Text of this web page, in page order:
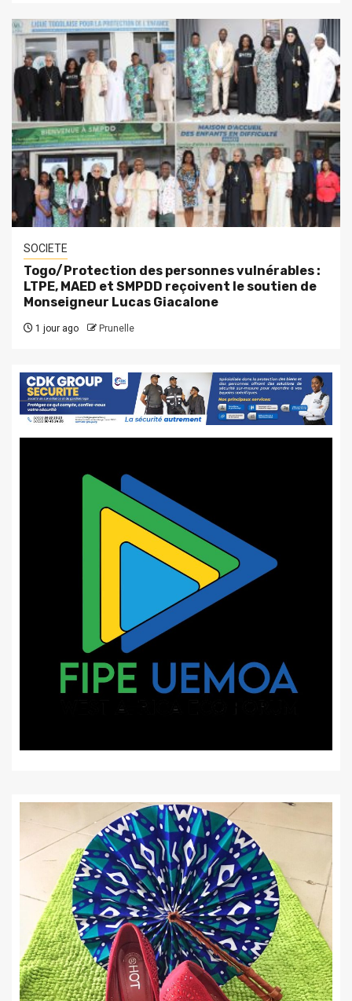
SOCIETE
Togo/Protection des personnes vulnérables :
LTPE, MAED et SMPDD reçoivent le soutien de
Monseigneur Lucas Giacalone
1 jour ago Prunelle